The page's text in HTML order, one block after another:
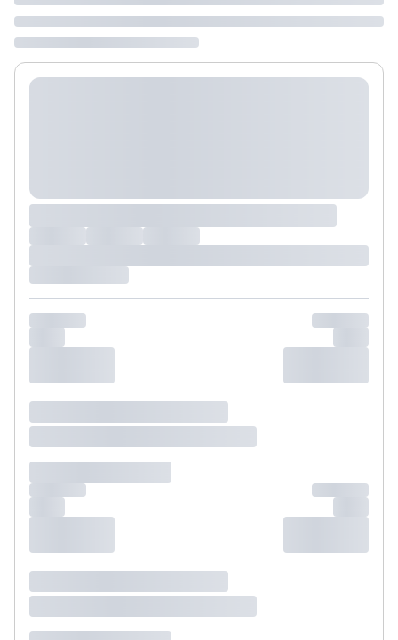
kolejnego pokoju lubskontaktuj się z nami,by złożyć
zamówienie u naszego doradcy.
Maksymalna liczba uczestników
maksymalny limit dla 1 pokoju.